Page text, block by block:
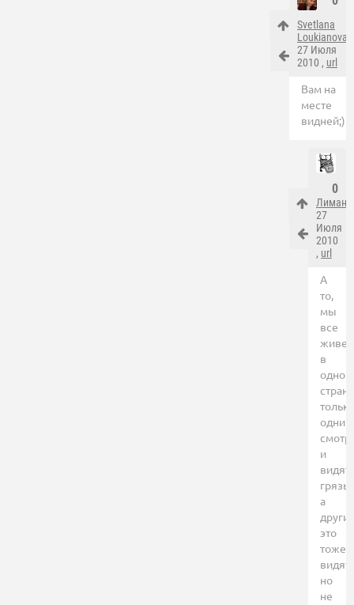
Svetlana
Loukianova
27 Июля
2010 , url
Вам на
месте
видней;)
0
Лиман
27
Июля
2010
, url
А
то,
мы
все
в
одной
стране
одни
и
видят
грязь,
а
это
тоже
видят
но
не